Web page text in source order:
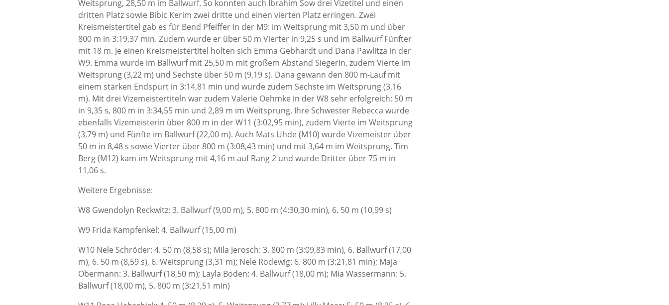
Weitsprung, 28,50 m im Ballwurf. So konnten auch Ibrahim Sow drei Vizetitel und einen
dritten Platz sowie Bibic Kerim zwei dritte und einen vierten Platz erringen. Zwei
Kreismeistertitel gab es für Bend Pfeiffer in der M9: im Weitsprung mit 3,50 m und über
800 m in 3:19,37 min. Zudem wurde er über 50 m Vierter in 9,25 s und im Ballwurf Fünfter
mit 18 m. Je einen Kreismeistertitel holten sich Emma Gebhardt und Dana Pawlitza in der
W9. Emma wurde im Ballwurf mit 25,50 m mit großem Abstand Siegerin, zudem Vierte im
Weitsprung (3,22 m) und Sechste über 50 m (9,19 s). Dana gewann den 800 m-Lauf mit
einem starken Endspurt in 3:14,81 min und wurde zudem Sechste im Weitsprung (3,16
m). Mit drei Vizemeistertiteln war zudem Valerie Oehmke in der W8 sehr erfolgreich: 50 m
in 9,35 s, 800 m in 3:34,55 min und 2,89 m im Weitsprung. Ihre Schwester Rebecca wurde
ebenfalls Vizemeisterin über 800 m in der W11 (3:02,95 min), zudem Vierte im Weitsprung
(3,79 m) und Fünfte im Ballwurf (22,00 m). Auch Mats Uhde (M10) wurde Vizemeister über
50 m in 8,48 s sowie Vierter über 800 m (3:08,43 min) und mit 3,64 m im Weitsprung. Tim
Berg (M12) kam im Weitsprung mit 4,16 m auf Rang 2 und wurde Dritter über 75 m in
11,06 s.
Weitere Ergebnisse:
W8 Gwendolyn Reckwitz: 3. Ballwurf (9,00 m), 5. 800 m (4:30,30 min), 6. 50 m (10,99 s)
W9 Frida Kampfenkel: 4. Ballwurf (15,00 m)
W10 Nele Schröder: 4. 50 m (8,58 s); Mila Jerosch: 3. 800 m (3:09,83 min), 6. Ballwurf (17,00
m), 6. 50 m (8,59 s), 6. Weitsprung (3,31 m); Nele Rodewig: 6. 800 m (3:21,81 min); Maja
Obermann: 3. Ballwurf (18,50 m); Layla Boden: 4. Ballwurf (18,00 m); Mia Wassermann: 5.
Ballwurf (18,00 m), 5. 800 m (3:21,51 min)